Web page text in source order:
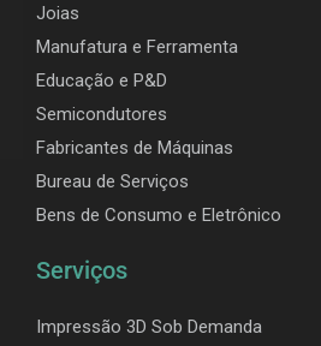
Joias
Manufatura e Ferramenta
Educação e P&D
Semicondutores
Fabricantes de Máquinas
Bureau de Serviços
Bens de Consumo e Eletrônico
Serviços
Impressão 3D Sob Demanda